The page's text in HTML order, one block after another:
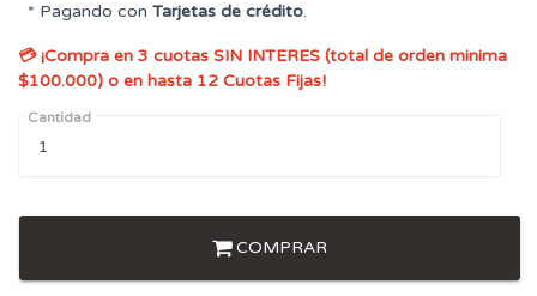
* Pagando con Tarjetas de crédito.
💳 ¡Compra en 3 cuotas SIN INTERES (total de orden minima
$100.000) o en hasta 12 Cuotas Fijas!
Cantidad
COMPRAR